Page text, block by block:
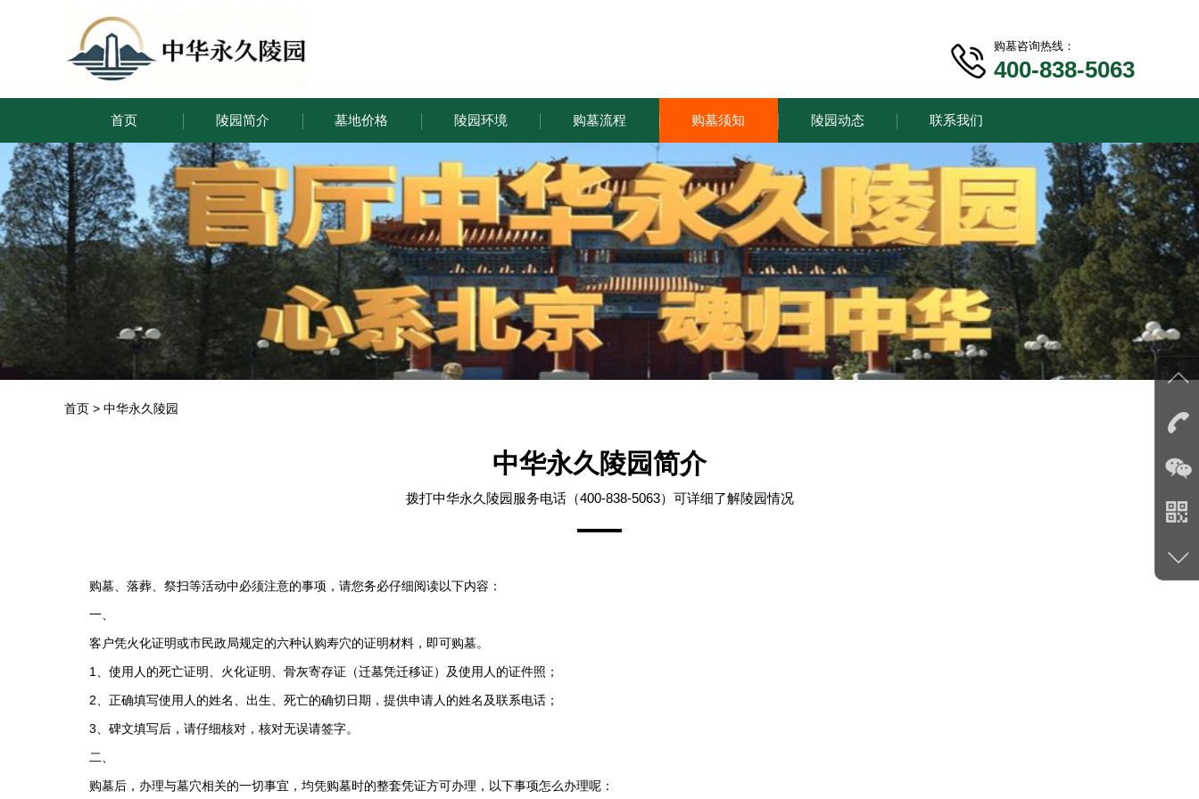
购墓咨询热线：
400-838-5063
首页 陵园简介 墓地价格 陵园环境 购墓流程 购墓须知 陵园动态 联系我们
首页 > 中华永久陵园
中华永久陵园简介
拨打中华永久陵园服务电话（400-838-5063）可详细了解陵园情况
购墓、落葬、祭扫等活动中必须注意的事项，请您务必仔细阅读以下内容：
一、
客户凭火化证明或市民政局规定的六种认购寿穴的证明材料，即可购墓。
1、使用人的死亡证明、火化证明、骨灰寄存证（迁墓凭迁移证）及使用人的证件照；
2、正确填写使用人的姓名、出生、死亡的确切日期，提供申请人的姓名及联系电话；
3、碑文填写后，请仔细核对，核对无误请签字。
二、
购墓后，办理与墓穴相关的一切事宜，均凭购墓时的整套凭证方可办理，以下事项怎么办理呢：